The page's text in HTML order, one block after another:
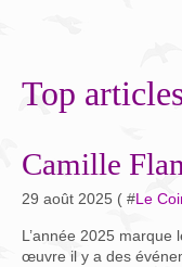
Top
Camille
29 août 2025 ( #Le
L’année 2025
œuvre il y a des